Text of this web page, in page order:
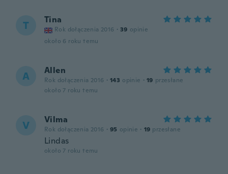
T Tina
Rok dołączenia 2016 · 39 opinie
około 6 roku temu
A Allen
Rok dołączenia 2016 · 143 opinie · 19 przesłane
około 7 roku temu
V Vilma
Rok dołączenia 2016 · 95 opinie · 19 przesłane
Lindas
około 7 roku temu